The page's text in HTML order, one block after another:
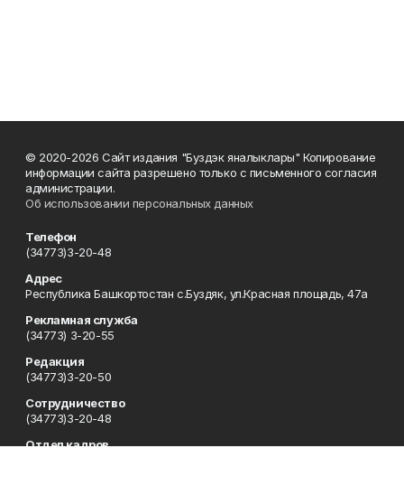
© 2020-2026 Сайт издания "Буздэк яналыклары" Копирование
информации сайта разрешено только с письменного согласия
администрации.
Об использовании персональных данных
Телефон
(34773)3-20-48
Адрес
Республика Башкортостан с.Буздяк, ул.Красная площадь, 47а
Рекламная служба
(34773) 3-20-55
Редакция
(34773)3-20-50
Сотрудничество
(34773)3-20-48
Отдел кадров